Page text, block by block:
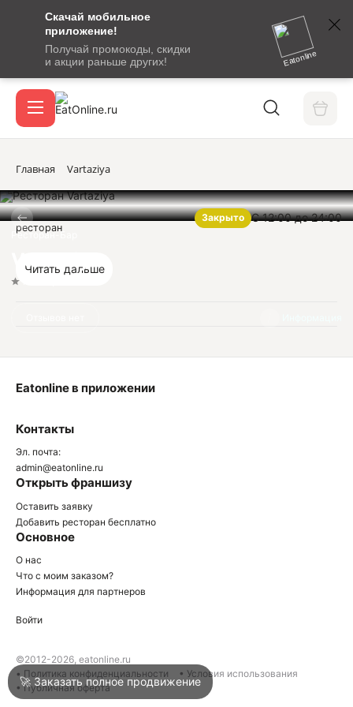
Скачай мобильное
приложение!
Получай промокоды, скидки
и акции раньше других!
Eatonline
сообщение
кодом
подтверждения
Вход / регистрация
Акции
Войти
Написать в техподдержку
Главная Vartaziya
Закрыто С 12:00 до 24:00
Ресторан-Бар
Vartaziya
ресторан
Читать дальше
Контакты
Эл. почта:
admin@eatonline.ru
Открыть франшизу
Оставить заявку
Добавить ресторан бесплатно
Основное
О нас
Что с моим заказом?
Информация для партнеров
Eatonline в приложении
Войти
©2012-2026, eatonline.ru
• Политика конфиденциальности
• Условия использования
• Публичная оферта
🚀 Заказать полное продвижение